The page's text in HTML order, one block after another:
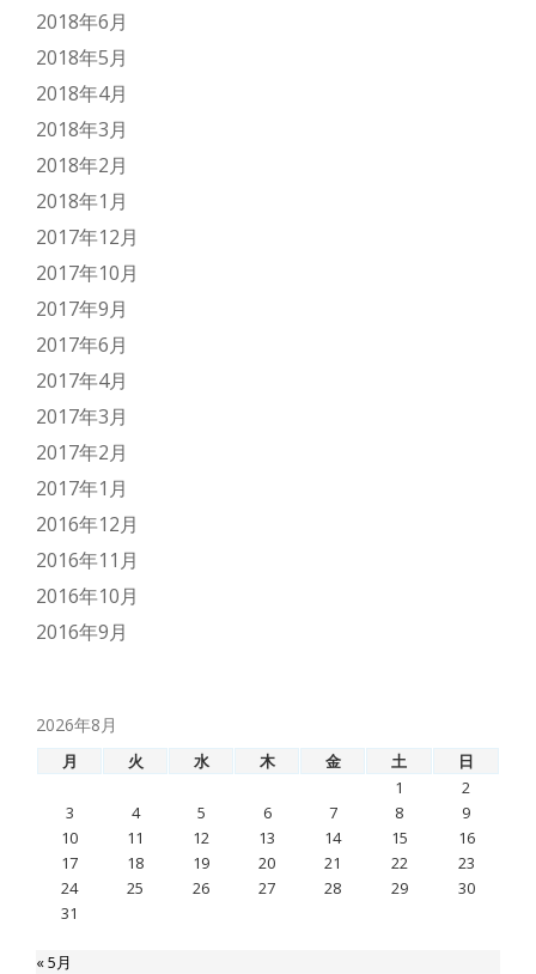
2018年6月
2018年5月
2018年4月
2018年3月
2018年2月
2018年1月
2017年12月
2017年10月
2017年9月
2017年6月
2017年4月
2017年3月
2017年2月
2017年1月
2016年12月
2016年11月
2016年10月
2016年9月
2026年8月
月 火 水 木 金 土
日
1
2
3
4 5 6 7 8
9
10
11 12 13 14 15
16
17
18 19 20 21 22
23
24
25 26 27 28 29
30
31
« 5月